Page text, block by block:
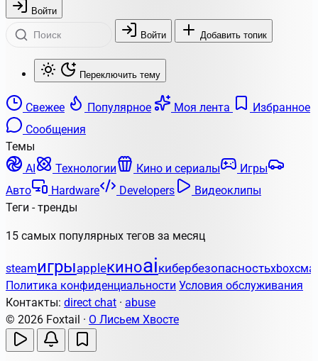
Войти
Войти Добавить топик
Переключить тему
Свежее Популярное Моя лента
Избранное
Сообщения
Темы
AI
Технологии Кино и сериалы
Игры
Авто
Hardware Developers
Видеоклипы
Теги - тренды
15 самых популярных тегов за месяц
steamигрыappleкиноaiкибербезопасностьxbox
Политика конфиденциальности Условия обслуживания
Контакты: direct chat · abuse
© 2026 Foxtail · О Лисьем Хвосте